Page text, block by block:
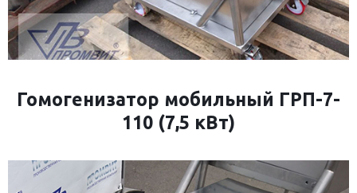
Гомогенизатор мобильный ГРП-7-
110 (7,5 кВт)